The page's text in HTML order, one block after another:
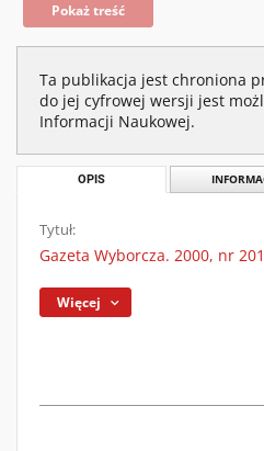
Pokaż treść
Ta publikacja jest chroniona
do jej cyfrowej wersji jest
Informacji Naukowej.
OPIS
Tytuł:
Gazeta Wyborcza. 2000, nr
Więcej